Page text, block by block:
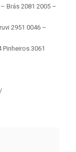
Brás 2081 2005 –
2951 0046 –
Pinheiros 3061